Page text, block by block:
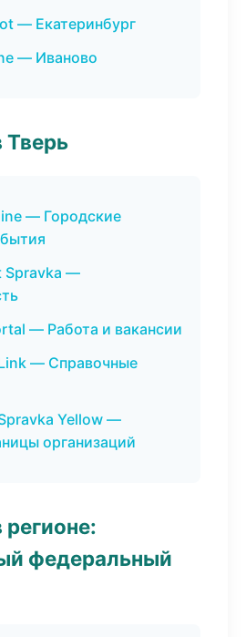
— Екатеринбург
— Иваново
Тверь
— Городские
Spravka —
— Работа и вакансии
— Справочные
Yellow —
организаций
федеральный